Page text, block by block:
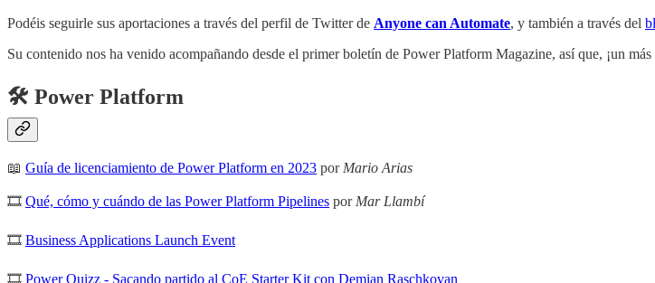
Podéis seguirle sus aportaciones a través del perfil de Twitter de Anyone can Automate, y también a través del
Su contenido nos ha venido acompañando desde el primer boletín de Power Platform Magazine, así que, ¡un
🛠️ Power Platform
📖 Guía de licenciamiento de Power Platform en 2023 por Mario Arias
🎞 Qué, cómo y cuándo de las Power Platform Pipelines por Mar Llambí
🎞 Business Applications Launch Event
🎞 Power Quizz - Sacando partido al CoE Starter Kit con Demian Raschkovan